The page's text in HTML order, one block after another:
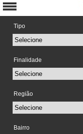
Tipo
Finalidade
Região
Bairro